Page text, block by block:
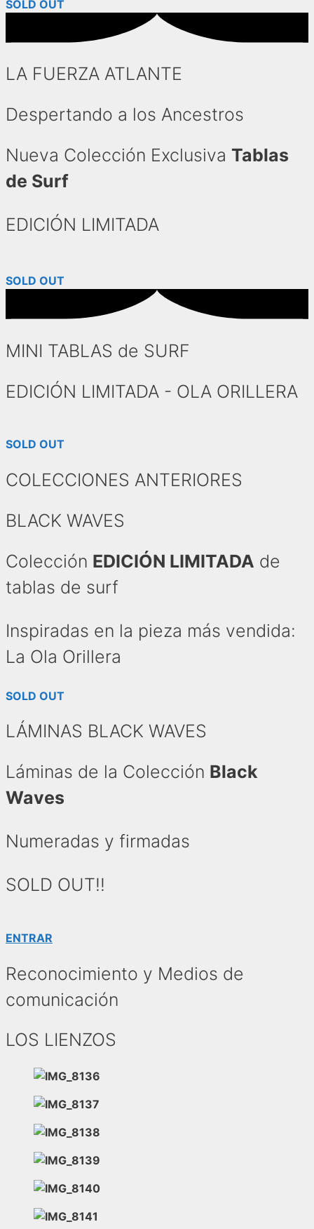
SOLD OUT
LA FUERZA ATLANTE
Despertando a los Ancestros
Nueva Colección Exclusiva Tablas
de Surf
EDICIÓN LIMITADA
SOLD OUT
MINI TABLAS de SURF
EDICIÓN LIMITADA - OLA ORILLERA
SOLD OUT
COLECCIONES ANTERIORES
BLACK WAVES
Colección EDICIÓN LIMITADA de
tablas de surf
Inspiradas en la pieza más vendida:
La Ola Orillera
SOLD OUT
LÁMINAS BLACK WAVES
Láminas de la Colección Black
Waves
Numeradas y firmadas
SOLD OUT!!
ENTRAR
Reconocimiento y Medios de
comunicación
LOS LIENZOS